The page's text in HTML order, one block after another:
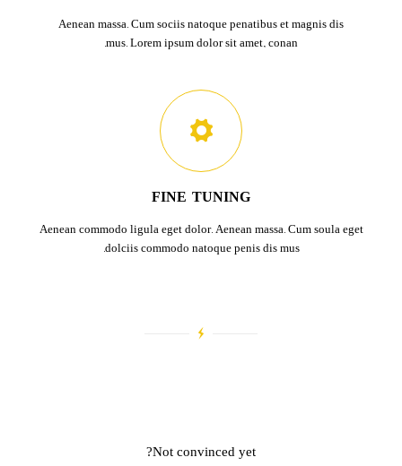
Aenean massa. Cum sociis natoque penatibus et magnis dis
mus. Lorem ipsum dolor sit amet, conan.
FINE-TUNING
Aenean commodo ligula eget dolor. Aenean massa. Cum soula eget
dolciis commodo natoque penis dis mus.
Not convinced yet?